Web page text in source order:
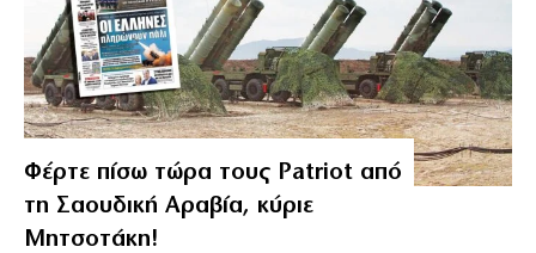
Φέρτε πίσω τώρα τους Patriot από
τη Σαουδική Αραβία, κύριε
Μητσοτάκη!